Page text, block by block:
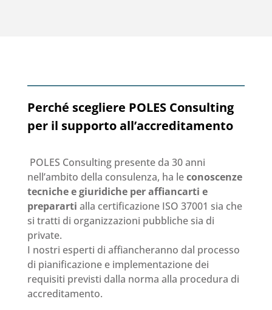
Perché scegliere POLES Consulting
per il supporto all’accreditamento
POLES Consulting presente da 30 anni
nell’ambito della consulenza, ha leconoscenze
tecniche e giuridiche per affiancarti e
prepararti alla certificazione ISO 37001 sia che
si tratti di organizzazioni pubbliche sia di
private.
I nostri esperti di affiancheranno dal processo
di pianificazione e implementazione dei
requisiti previsti dalla norma alla procedura di
accreditamento.